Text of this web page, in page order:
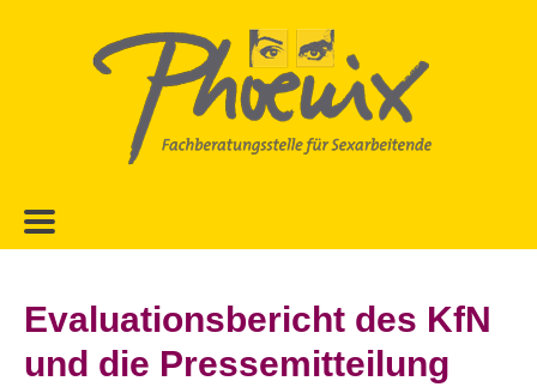
Hauptnavigation
Evaluationsbericht des KfN
und die Pressemitteilung